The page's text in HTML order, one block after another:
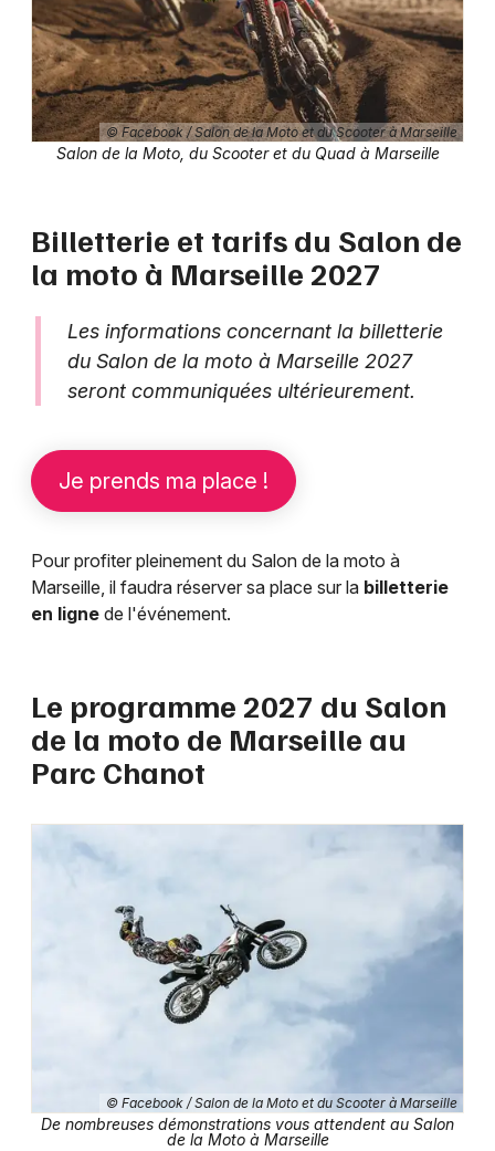
© Facebook / Salon de la Moto et du Scooter à Marseille
Salon de la Moto, du Scooter et du Quad à Marseille
Billetterie et tarifs du Salon de
la moto à Marseille 2027
Les informations concernant la billetterie
du Salon de la moto à Marseille 2027
seront communiquées ultérieurement.
Je prends ma place !
Pour profiter pleinement du Salon de la moto à
Marseille, il faudra réserver sa place sur la billetterie
en ligne de l'événement.
Le programme 2027 du Salon
de la moto de Marseille au
Parc Chanot
© Facebook / Salon de la Moto et du Scooter à Marseille
De nombreuses démonstrations vous attendent au Salon
de la Moto à Marseille